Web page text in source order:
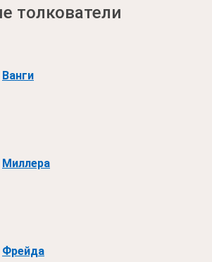
толкователи
Ванги
Миллера
Фрейда